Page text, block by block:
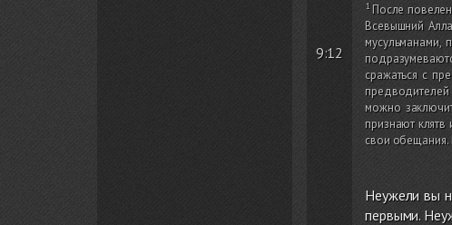
9:12
После
Всевышний
мусульманами,
сражаться с
предводителей
можно
признают клятв
свои обещания.
Неужели вы
первыми.